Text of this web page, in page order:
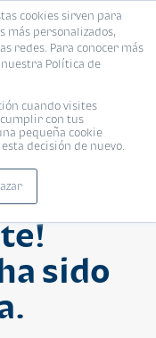
cookies sirven para
más personalizados,
redes. Para conocer más
Política de
cuando visites
con tus
pequeña cookie
decisión de nuevo.
sido